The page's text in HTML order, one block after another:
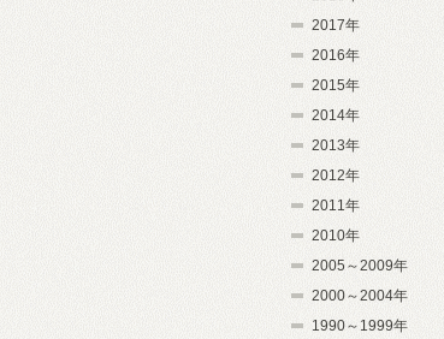
2017年
2016年
2015年
2014年
2013年
2012年
2011年
2010年
2005～2009年
2000～2004年
1990～1999年